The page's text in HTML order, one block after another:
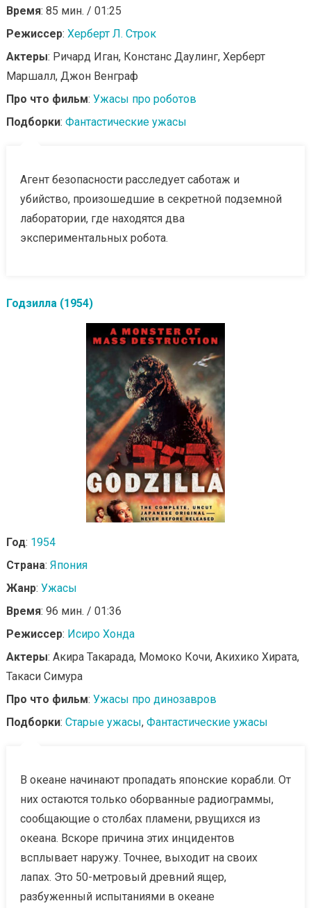
Время: 85 мин. / 01:25
Режиссер: Херберт Л. Строк
Актеры: Ричард Иган, Констанс Даулинг, Херберт
Маршалл, Джон Венграф
Про что фильм: Ужасы про роботов
Подборки: Фантастические ужасы
Агент безопасности расследует саботаж и
убийство, произошедшие в секретной подземной
лаборатории, где находятся два
экспериментальных робота.
Годзилла (1954)
Год: 1954
Страна: Япония
Жанр: Ужасы
Время: 96 мин. / 01:36
Режиссер: Исиро Хонда
Актеры: Акира Такарада, Момоко Кочи, Акихико Хирата,
Такаси Симура
Про что фильм: Ужасы про динозавров
Подборки: Старые ужасы, Фантастические ужасы
В океане начинают пропадать японские корабли. От
них остаются только оборванные радиограммы,
сообщающие о столбах пламени, рвущихся из
океана. Вскоре причина этих инцидентов
всплывает наружу. Точнее, выходит на своих
лапах. Это 50-метровый древний ящер,
разбуженный испытаниями в океане